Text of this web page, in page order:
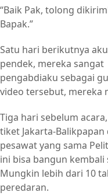
“Baik Pak, tolong
Bapak.”
Satu hari berikutnya
pendek, mereka
pengabdiaku sebagai
video tersebut, mereka
Tiga hari sebelum
tiket Jakarta-
pesawat yang sama
ini bisa bangun
Mungkin lebih dari 10
peredaran.